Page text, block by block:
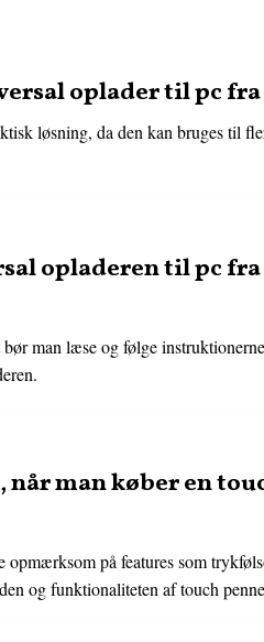
oplader til pc
løsning, da den kan bruges til
opladeren til pc
man læse og følge
man køber en
på features som
og funktionaliteten af touch